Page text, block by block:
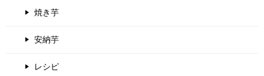
焼き芋
安納芋
レシピ